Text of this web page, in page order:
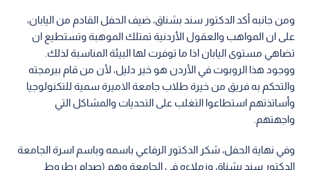
ومن جانبه أكد الدكتور سند بشناق، ضيف الحفل القادم من اليابان،
على ان المواهب والعقول الأردنية تمتلك الموهبة وتستطيع ان
تضاهي مستوى اليابان اذا ما توفرت لها البيئة المناسبة لذلك.
ووجود هذا الروبوت في الأردن هو خير دليل، لأن من قام ببرمجته
والتحكم به فريق من خيرة طلاب جامعة الاميرة سمية للتكنولوجيا
وأساتذتهم استطاعوا التغلب على التحديات والمشاكل التي
واجهتهم.
وفي نهاية الحفل، شكر الدكتور الرفاعي باسمه وباسم اسرة الجامعة
الدكتور سند بشناق وزملاءه في الجامعة وهم (صدام رطروط